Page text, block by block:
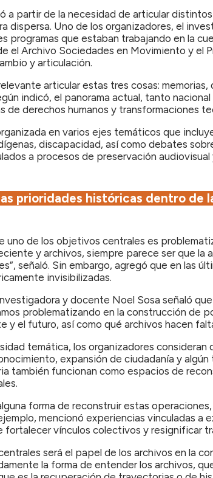
a partir de la necesidad de articular
dispersa. Uno de los organizadores, el
programas que estaban trabajando en la
el Archivo Sociedades en Movimiento y el
y articulación.
articular estas tres cosas:
indicó, el panorama actual, tanto
de derechos humanos y transformaciones
en varios ejes temáticos que
discapacidad, así como debates
a procesos de preservación
prioridades históricas dentro de
uno de los objetivos centrales es
y archivos, siempre parece ser que
señaló. Sin embargo, agregó que en las
invisibilizadas.
y docente Noel Sosa señaló
problematizando en la construcción de
y el futuro, así como qué archivos hacen
temática, los organizadores
expansión de ciudadanía y
también funcionan como espacios de
forma de reconstruir estas
mencionó experiencias vinculadas a
fortalecer vínculos colectivos y resignificar
será el papel de los archivos en la
la forma de entender los archivos,